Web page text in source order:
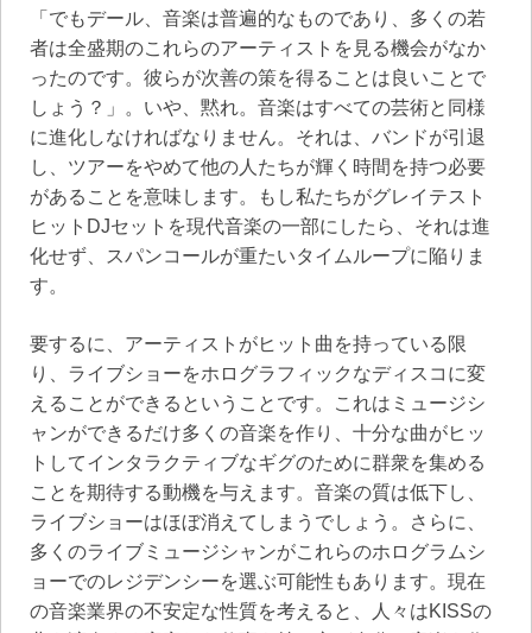
「でもデール、音楽は普遍的なものであり、多くの若
者は全盛期のこれらのアーティストを見る機会がなか
ったのです。彼らが次善の策を得ることは良いことで
しょう？」。いや、黙れ。音楽はすべての芸術と同様
に進化しなければなりません。それは、バンドが引退
し、ツアーをやめて他の人たちが輝く時間を持つ必要
があることを意味します。もし私たちがグレイテスト
ヒットDJセットを現代音楽の一部にしたら、それは進
化せず、スパンコールが重たいタイムループに陥りま
す。
要するに、アーティストがヒット曲を持っている限
り、ライブショーをホログラフィックなディスコに変
えることができるということです。これはミュージシ
ャンができるだけ多くの音楽を作り、十分な曲がヒッ
トしてインタラクティブなギグのために群衆を集める
ことを期待する動機を与えます。音楽の質は低下し、
ライブショーはほぼ消えてしまうでしょう。さらに、
多くのライブミュージシャンがこれらのホログラムシ
ョーでのレジデンシーを選ぶ可能性もあります。現在
の音楽業界の不安定な性質を考えると、人々はKISSの